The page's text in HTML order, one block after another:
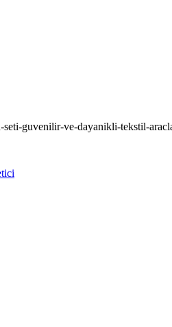
guvenilir-ve-dayanikli-tekstil-